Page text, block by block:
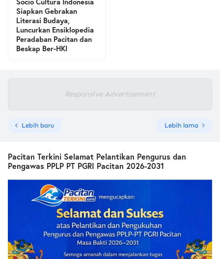
Siapkan Gebrakan
Literasi Budaya,
Luncurkan Ensiklopedia
Peradaban Pacitan dan
Beskap Ber-HKI
Responsive Advertisement
Lebih baru Lebih lama
Pacitan Terkini Selamat Pelantikan Pengurus dan
Pengawas PPLP PT PGRI Pacitan 2026-2031